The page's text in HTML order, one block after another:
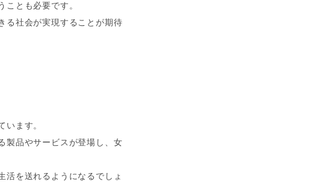
とも必要です。
る社会が実現することが期待
います。
製品やサービスが登場し、女
活を送れるようになるでしょ